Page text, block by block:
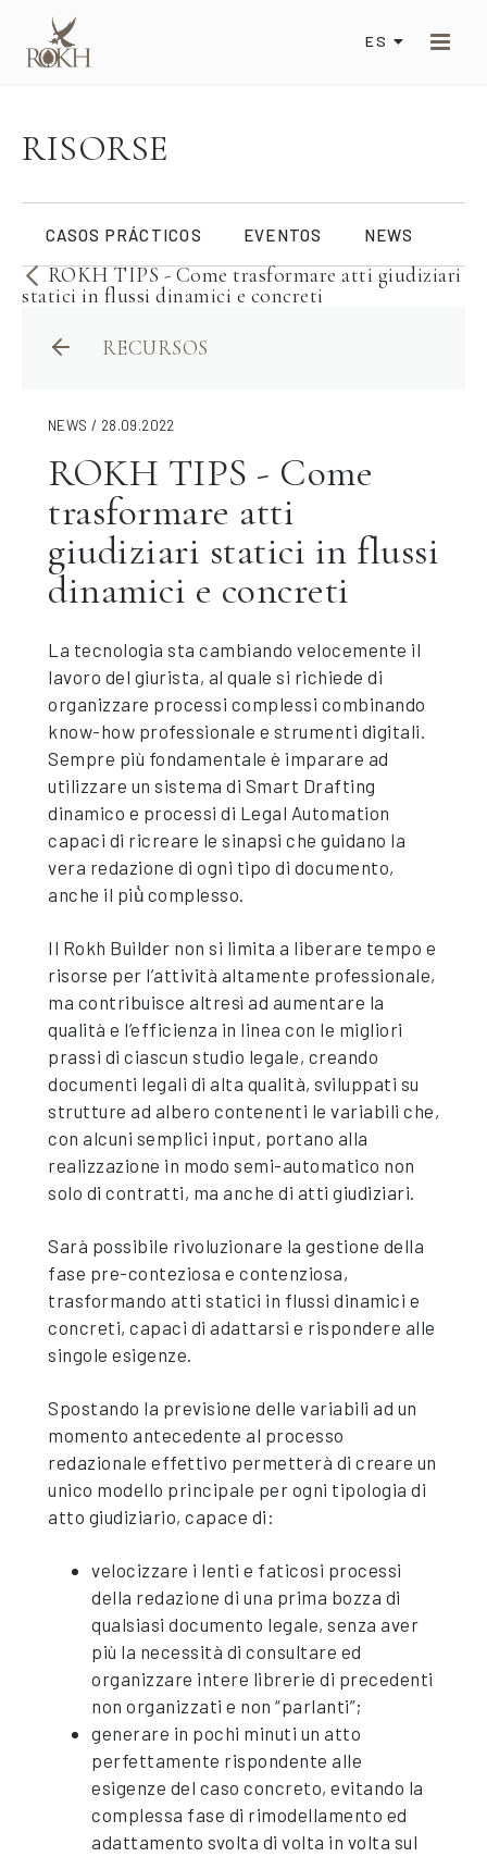
ES
RISORSE
CASOS PRÁCTICOS EVENTOS NEWS
ROKH TIPS - Come trasformare atti giudiziari
statici in flussi dinamici e concreti
RECURSOS
NEWS / 28.09.2022
ROKH TIPS - Come
trasformare atti
giudiziari statici in flussi
dinamici e concreti
La tecnologia sta cambiando velocemente il
lavoro del giurista, al quale si richiede di
organizzare processi complessi combinando
know-how professionale e strumenti digitali.
Sempre più fondamentale è imparare ad
utilizzare un sistema di Smart Drafting
dinamico e processi di Legal Automation
capaci di ricreare le sinapsi che guidano la
vera redazione di ogni tipo di documento,
anche il più̀ complesso.
Il Rokh Builder non si limita a liberare tempo e
risorse per l’attività altamente professionale,
ma contribuisce altresì ad aumentare la
qualità e l’efficienza in linea con le migliori
prassi di ciascun studio legale, creando
documenti legali di alta qualità, sviluppati su
strutture ad albero contenenti le variabili che,
con alcuni semplici input, portano alla
realizzazione in modo semi-automatico non
solo di contratti, ma anche di atti giudiziari.
Sarà possibile rivoluzionare la gestione della
fase pre-conteziosa e contenziosa,
trasformando atti statici in flussi dinamici e
concreti, capaci di adattarsi e rispondere alle
singole esigenze.
Spostando la previsione delle variabili ad un
momento antecedente al processo
redazionale effettivo permetterà di creare un
unico modello principale per ogni tipologia di
atto giudiziario, capace di:
velocizzare i lenti e faticosi processi
della redazione di una prima bozza di
qualsiasi documento legale, senza aver
più la necessità di consultare ed
organizzare intere librerie di precedenti
non organizzati e non “parlanti”;
generare in pochi minuti un atto
perfettamente rispondente alle
esigenze del caso concreto, evitando la
complessa fase di rimodellamento ed
adattamento svolta di volta in volta sul